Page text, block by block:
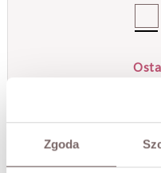
Zgoda
TEN ROZMIAR
Podaj adres email, aby